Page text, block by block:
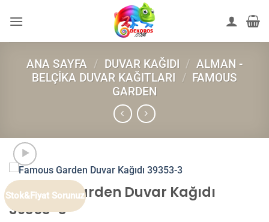
atla
ANA SAYFA / DUVAR KAĞIDI / ALMAN -
BELÇIKA DUVAR KAĞITLARI / FAMOUS
GARDEN
Stok&Fiyat Sorunuz
Famous Garden Duvar Kağıdı
39353-3